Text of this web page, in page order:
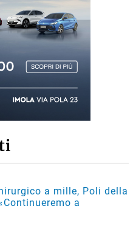
a mille, Poli della
a